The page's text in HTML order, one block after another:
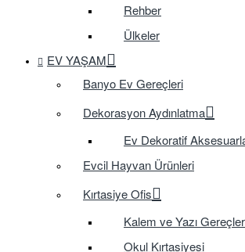
Rehber
Ülkeler
EV YAŞAM
Banyo Ev Gereçleri
Dekorasyon Aydınlatma
Ev Dekoratif
Evcil Hayvan Ürünleri
Kırtasiye Ofis
Kalem ve Yazı
Okul Kırtasiyesi